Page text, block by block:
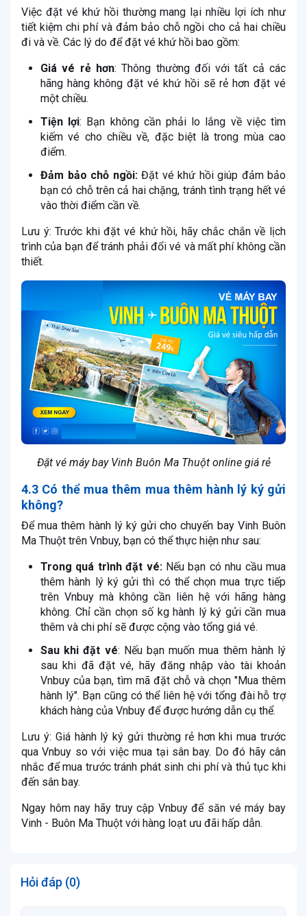
Việc đặt vé khứ hồi thường mang lại nhiều lợi ích như
tiết kiệm chi phí và đảm bảo chỗ ngồi cho cả hai chiều
đi và về. Các lý do để đặt vé khứ hồi bao gồm:
Giá vé rẻ hơn: Thông thường đối với tất cả các
hãng hàng không đặt vé khứ hồi sẽ rẻ hơn đặt vé
một chiều.
Tiện lợi: Bạn không cần phải lo lắng về việc tìm
kiếm vé cho chiều về, đặc biệt là trong mùa cao
điểm.
Đảm bảo chỗ ngồi:Đặt vé khứ hồi giúp đảm bảo
bạn có chỗ trên cả hai chặng, tránh tình trạng hết vé
vào thời điểm cần về.
Lưu ý: Trước khi đặt vé khứ hồi, hãy chắc chắn về lịch
trình của bạn để tránh phải đổi vé và mất phí không cần
thiết.
Đặt vé máy bay Vinh Buôn Ma Thuột online giá rẻ
4.3 Có thể mua thêm mua thêm hành lý ký gửi
không?
Để mua thêm hành lý ký gửi cho chuyến bay Vinh Buôn
Ma Thuột trên Vnbuy, bạn có thể thực hiện như sau:
Trong quá trình đặt vé:Nếu bạn có nhu cầu mua
thêm hành lý ký gửi thì có thể chọn mua trực tiếp
trên Vnbuy mà không cần liên hệ với hãng hàng
không. Chỉ cần chọn số kg hành lý ký gửi cần mua
thêm và chi phí sẽ được cộng vào tổng giá vé.
Sau khi đặt vé: Nếu bạn muốn mua thêm hành lý
sau khi đã đặt vé, hãy đăng nhập vào tài khoản
Vnbuy của bạn, tìm mã đặt chỗ và chọn "Mua thêm
hành lý". Bạn cũng có thể liên hệ với tổng đài hỗ trợ
khách hàng của Vnbuy để được hướng dẫn cụ thể.
Lưu ý: Giá hành lý ký gửi thường rẻ hơn khi mua trước
qua Vnbuy so với việc mua tại sân bay. Do đó hãy cân
nhắc để mua trước tránh phát sinh chi phí và thủ tục khi
đến sân bay.
Ngay hôm nay hãy truy cập Vnbuy để săn vé máy bay
Vinh - Buôn Ma Thuột với hàng loạt ưu đãi hấp dẫn.
Hỏi đáp (0)